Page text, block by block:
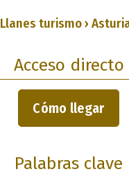
Llanes turismo ›
Acceso directo
Cómo llegar
Palabras clave